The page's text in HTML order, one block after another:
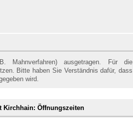
Mahnverfahren) ausgetragen. Für die
Bitte haben Sie Verständnis dafür, dass
wird.
Kirchhain: Öffnungszeiten